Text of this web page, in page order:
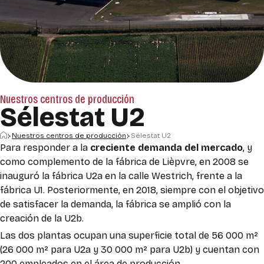
Nuestros centros de producción
Sélestat U2
Inicio
Nuestros centros de producción Sélestat U2
Para responder a la creciente demanda del mercado, y
como complemento de la fábrica de Lièpvre, en 2008 se
inauguró la fábrica U2a en la calle Westrich, frente a la
fábrica U1. Posteriormente, en 2018, siempre con el objetivo
de satisfacer la demanda, la fábrica se amplió con la
creación de la U2b.
Las dos plantas ocupan una superficie total de 56 000 m²
(26 000 m² para U2a y 30 000 m² para U2b) y cuentan con